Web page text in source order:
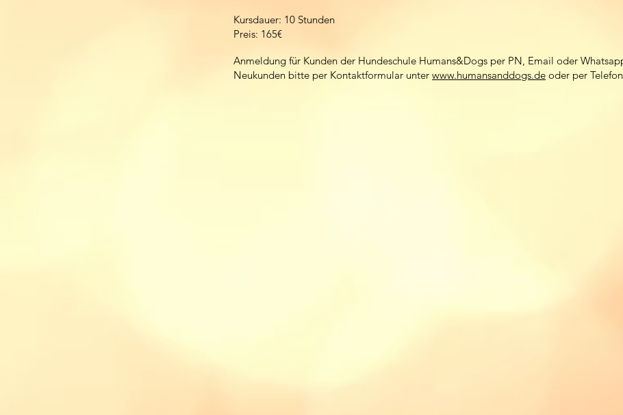
Kursdauer: 10 Stunden
Preis: 165€
Anmeldung für Kunden der Hundeschule Humans&Dogs per PN, Email oder
Neukunden bitte per Kontaktformular unter www.humansanddogs.de oder per